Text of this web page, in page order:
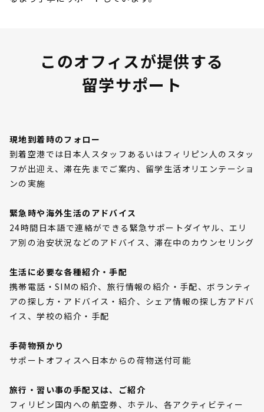
このオフィスが提供する
留学サポート
現地到着時のフォロー
到着空港では日本人スタッフあるいはフィリピン人のスタッ
フが出迎え、滞在先までご案内、留学生活オリエンテーショ
ンの実施
緊急時や海外生活のアドバイス
24時間日本語で連絡ができる緊急サポートダイヤル、エリ
ア別の治安状況などのアドバイス、滞在中のカウンセリング
生活に必要な各種紹介・手配
携帯電話・SIMの紹介、旅行情報の紹介・手配、ボランティ
アの探し方・アドバイス・紹介、シェア情報の探し方アドバ
イス、学校の紹介・手配
手荷物預かり
サポートオフィスへ日本からの荷物送付可能
旅行・習い事の手配又は、ご紹介
フィリピン国内への航空券、ホテル、各アクティビティー